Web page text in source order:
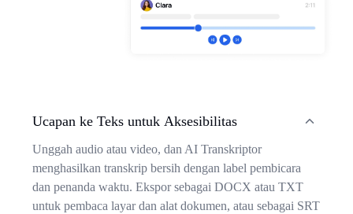
Ucapan ke Teks untuk Aksesibilitas
Unggah audio atau video, dan AI Transkriptor
menghasilkan transkrip bersih dengan label pembicara
dan penanda waktu. Ekspor sebagai DOCX atau TXT
untuk pembaca layar dan alat dokumen, atau sebagai SRT